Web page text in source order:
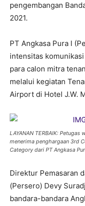
pengembangan
2021.
PT Angkasa Pura I
intensitas
para calon mitra
melalui kegiatan
Airport di Hotel J.W.
LAYANAN TERBAIK:
menerima penghargaan 3rd
Category dari PT Angkasa
Direktur Pemasaran
(Persero) Devy
bandara-bandara